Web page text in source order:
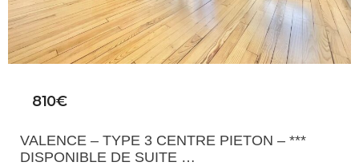
810€
VALENCE – TYPE 3 CENTRE PIETON – ***
DISPONIBLE DE SUITE …